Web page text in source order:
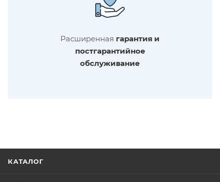
Расширенная гарантия и
постгарантийное
обслуживание
КАТАЛОГ